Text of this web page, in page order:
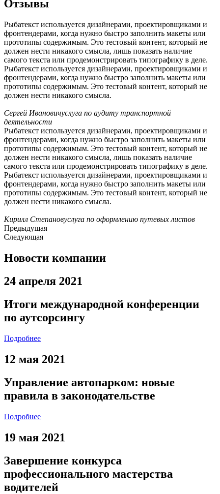
Отзывы
Рыбатекст используется дизайнерами, проектировщиками и
фронтендерами, когда нужно быстро заполнить макеты или
прототипы содержимым. Это тестовый контент, который не
должен нести никакого смысла, лишь показать наличие
самого текста или продемонстрировать типографику в деле.
Рыбатекст используется дизайнерами, проектировщиками и
фронтендерами, когда нужно быстро заполнить макеты или
прототипы содержимым. Это тестовый контент, который не
должен нести никакого смысла.
Сергей Ивановичуслуга по аудиту транспортной
деятельности
Рыбатекст используется дизайнерами, проектировщиками и
фронтендерами, когда нужно быстро заполнить макеты или
прототипы содержимым. Это тестовый контент, который не
должен нести никакого смысла, лишь показать наличие
самого текста или продемонстрировать типографику в деле.
Рыбатекст используется дизайнерами, проектировщиками и
фронтендерами, когда нужно быстро заполнить макеты или
прототипы содержимым. Это тестовый контент, который не
должен нести никакого смысла.
Кирилл Степановуслуга по оформлению путевых листов
Предыдущая
Следующая
Новости компании
24 апреля 2021
Итоги международной конференции
по аутсорсингу
Подробнее
12 мая 2021
Управление автопарком: новые
правила в законодательстве
Подробнее
19 мая 2021
Завершение конкурса
профессионального мастерства
водителей